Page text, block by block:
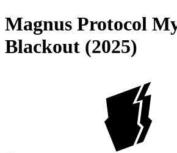
Magnus Protocol
Blackout (2025)